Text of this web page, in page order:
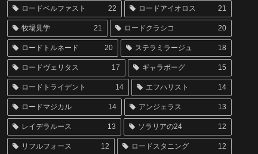
ロードベルファスト 22 ロードアイオロス 21
牧場見学 21 ロードクラシコ 20
ロードトルネード 20 ステラミラージュ 18
ロードヴェリタス 17 ギャラボーグ 15
ロードトライデント 14 エフハリスト 14
ロードマジカル 14 アンジェラス 13
レイデラルース 13 ソラリアの24 12
リフルフォース 12 ロードスタニング 12